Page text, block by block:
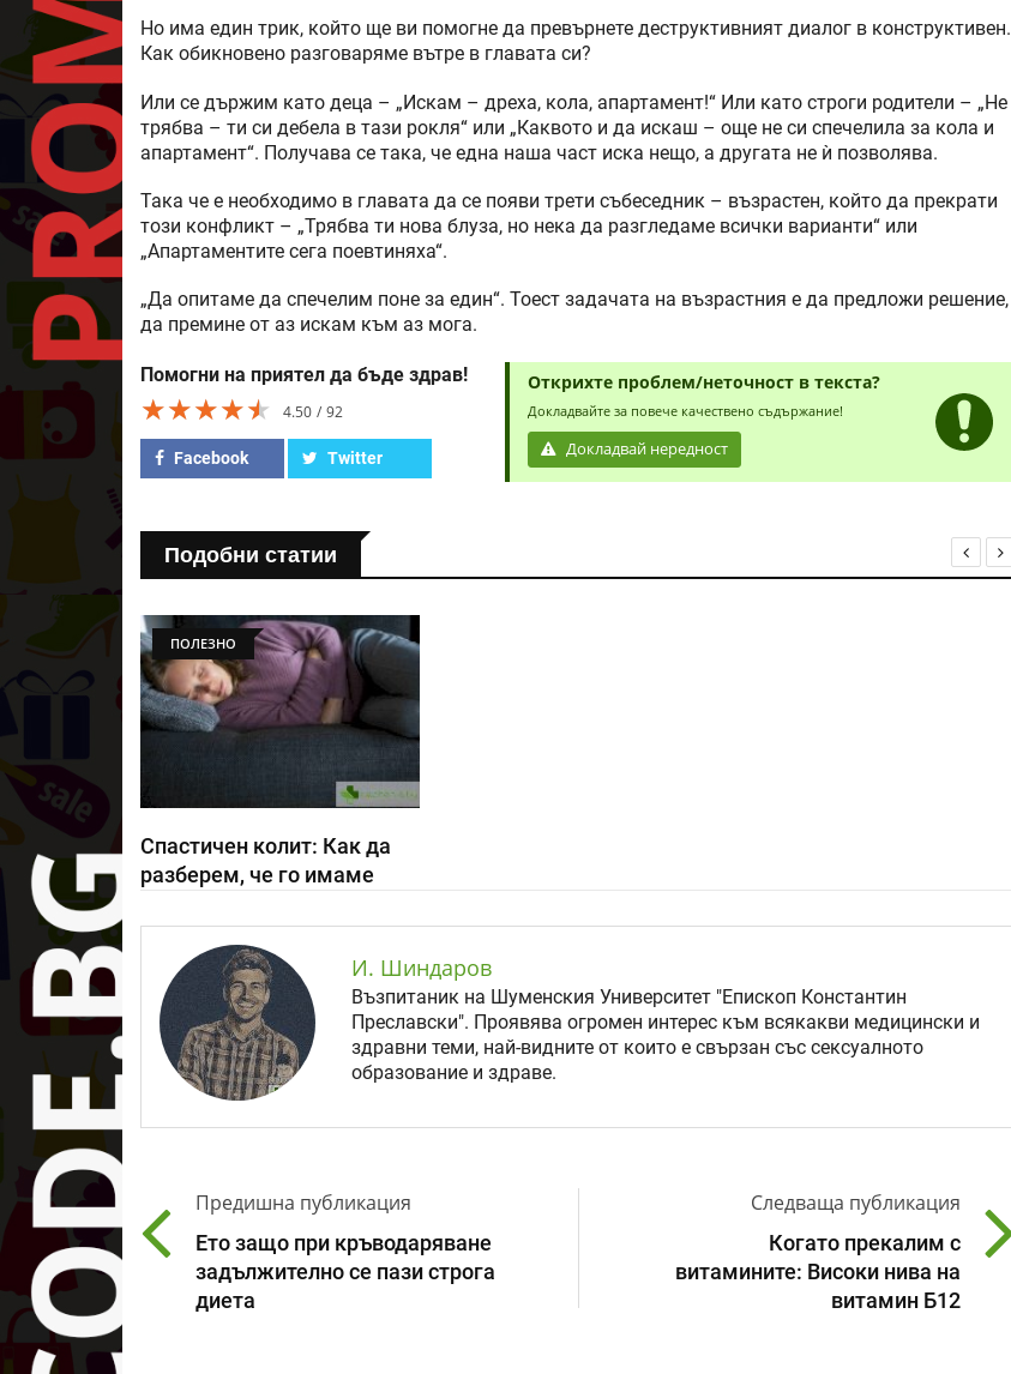
Но има един трик, който ще ви помогне да превърнете деструктивният диалог в конструктивен.
Как обикновено разговаряме вътре в главата си?
Или се държим като деца – „Искам – дреха, кола, апартамент!“ Или като строги родители – „Не
трябва – ти си дебела в тази рокля“ или „Каквото и да искаш – още не си спечелила за кола и
апартамент“. Получава се така, че една наша част иска нещо, а другата не ѝ позволява.
Така че е необходимо в главата да се появи трети събеседник – възрастен, който да прекрати
този конфликт – „Трябва ти нова блуза, но нека да разгледаме всички варианти“ или
„Апартаментите сега поевтиняха“.
„Да опитаме да спечелим поне за един“. Тоест задачата на възрастния е да предложи решение,
да премине от аз искам към аз мога.
Помогни на приятел да бъде здрав!
★★★★★
★★★★★
★★★★★ 4.50 92
Facebook Twitter
Открихте проблем/неточност в текста?
Докладвайте за повече качествено съдържание!
Докладвай нередност
Подобни статии
ПОЛЕЗНО
Спастичен колит: Как да
разберем, че го имаме
И. Шиндаров
Възпитаник на Шуменския Университет "Епископ Константин
Преславски". Проявява огромен интерес към всякакви медицински и
здравни теми, най-видните от които е свързан със сексуалното
образование и здраве.
Предишна публикация
Ето защо при кръводаряване
задължително се пази строга
диета
Следваща публикация
Когато прекалим с
витамините: Високи нива на
витамин Б12